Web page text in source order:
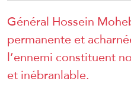
Général Hossein
permanente et
l’ennemi constituent
et inébranlable.